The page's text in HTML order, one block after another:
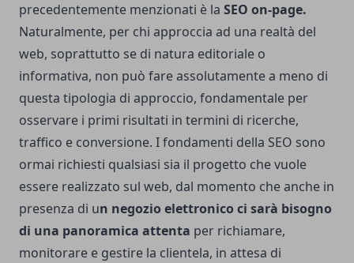
precedentemente menzionati è la SEO on-page.
Naturalmente, per chi approccia ad una realtà del
web, soprattutto se di natura editoriale o
informativa, non può fare assolutamente a meno di
questa tipologia di approccio, fondamentale per
osservare i primi risultati in termini di ricerche,
traffico e conversione. I fondamenti della SEO sono
ormai richiesti qualsiasi sia il progetto che vuole
essere realizzato sul web, dal momento che anche in
presenza di un negozio elettronico ci sarà bisogno
di una panoramica attenta per richiamare,
monitorare e gestire la clientela, in attesa di